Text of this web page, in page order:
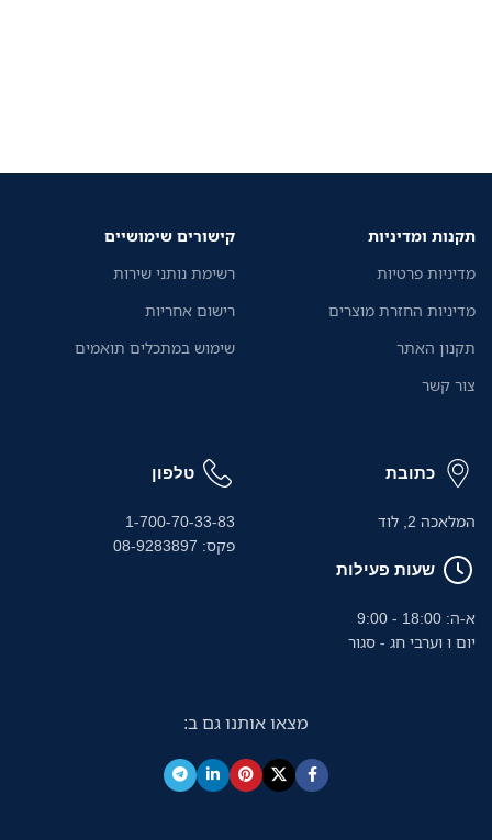
תקנות ומדיניות
מדיניות פרטיות
מדיניות החזרת מוצרים
תקנון האתר
צור קשר
קישורים שימושיים
רשימת נותני שירות
רישום אחריות
שימוש במתכלים תואמים
כתובת
המלאכה 2, לוד
שעות פעילות
א-ה: 18:00 - 9:00
יום ו וערבי חג - סגור
טלפון
1-700-70-33-83
פקס: 08-9283897
מצאו אותנו גם ב: